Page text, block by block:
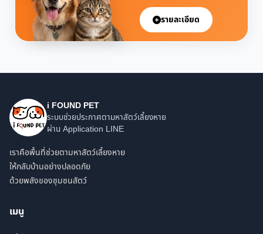
รายละเอียด
i FOUND PET
ระบบช่วยประกาศตามหาสัตว์เลี้ยงหาย
ผ่าน Application LINE
เราคือพื้นที่ช่วยตามหาสัตว์เลี้ยงหาย
ให้กลับบ้านอย่างปลอดภัย
ด้วยพลังของชุมชนสัตว์
เมนู